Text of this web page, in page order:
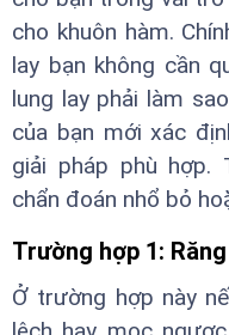
cho khuôn hàm.
lay bạn không cần
lung lay phải làm
của bạn mới xác
giải pháp phù hợp.
chẩn đoán nhổ bỏ
Trường hợp 1:
Ở trường hợp này